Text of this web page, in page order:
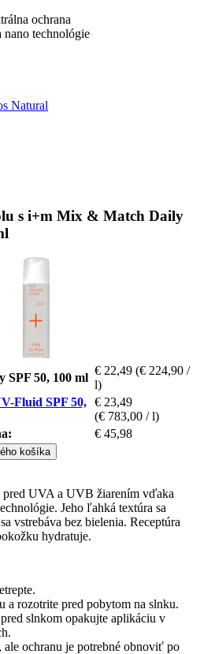
ochrana
nano technológie
Natural
s i+m Mix & Match Daily
SPF 50, 100 ml
€ 22,49 (€ 224,90 /
l)
Fluid SPF 50,
€ 23,49
(€ 783,00 / l)
€ 45,98
košíka
pred UVA a UVB žiarením vďaka
Jeho ľahká textúra sa
vstrebáva bez bielenia. Receptúra
hydratuje.
a rozotrite pred pobytom na slnku.
slnkom opakujte aplikáciu v
ochranu je potrebné obnoviť po